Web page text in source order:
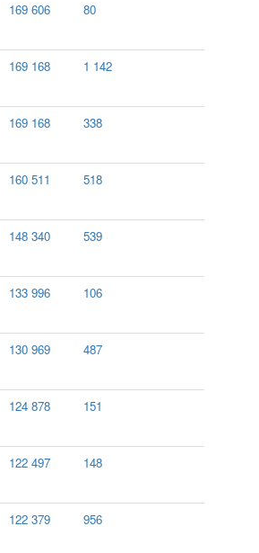
169 606 80
169 168 1 142
169 168 338
160 511 518
148 340 539
133 996 106
130 969 487
124 878 151
122 497 148
122 379 956